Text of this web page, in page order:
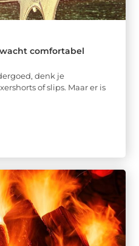
comfortabel
denk je
of slips. Maar er is